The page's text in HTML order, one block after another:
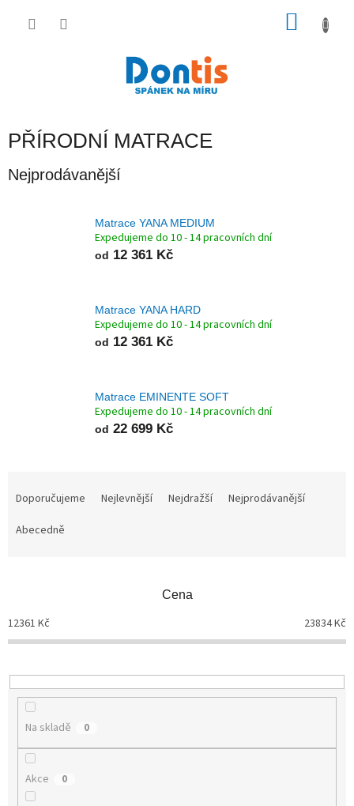
PŘÍRODNÍ MATRACE
Nejprodávanější
Matrace YANA MEDIUM
Expedujeme do 10 - 14 pracovních dní
od 12 361 Kč
Matrace YANA HARD
Expedujeme do 10 - 14 pracovních dní
od 12 361 Kč
Matrace EMINENTE SOFT
Expedujeme do 10 - 14 pracovních dní
od 22 699 Kč
o
d
k
t
Doporučujeme Nejlevnější Nejdražší
Nejprodávanější
Abecedně
Cena
12361 Kč 23834Kč
Na skladě 0
Akce 0